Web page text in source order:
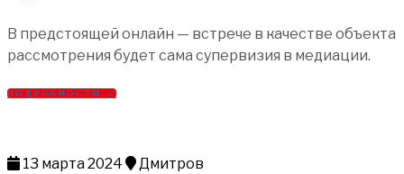
В предстоящей онлайн — встрече в качестве объекта
рассмотрения будет сама супервизия в медиации.
ПОДРОБНОСТИ →
13 марта 2024 Дмитров